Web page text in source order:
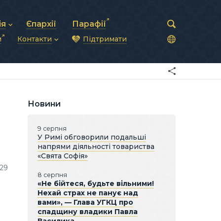
рада
та комунікації
Єпархії Парафії
Контакти
Синоди Єпископів
Патріарша курія
Підтримати
Новини
9 серпня
У Римі обговорили подальші
напрями діяльності товариства
«Свята Софія»
8 серпня
«Не бійтеся, будьте вільними!
Нехай страх не панує над
вами», — Глава УГКЦ про
спадщину владики Павла